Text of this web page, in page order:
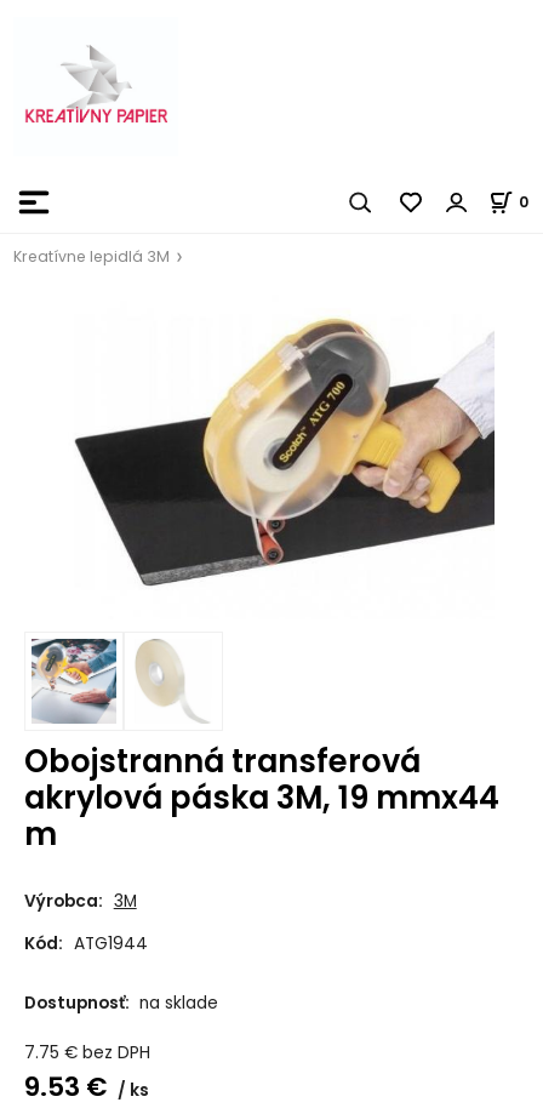
0
Kreatívne lepidlá 3M
Obojstranná transferová
akrylová páska 3M, 19 mmx44
m
Výrobca: 3M
Kód: ATG1944
Dostupnosť: na sklade
7.75 € bez DPH
9.53 € ks